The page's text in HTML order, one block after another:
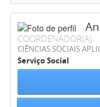
COORDENADOR(A)
CIÊNCIAS SOCIAIS
Serviço Social